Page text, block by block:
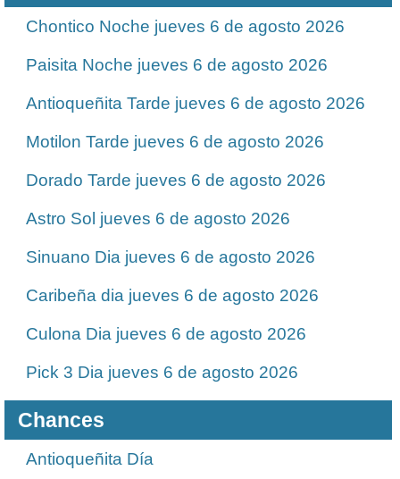
Chontico Noche jueves 6 de agosto 2026
Paisita Noche jueves 6 de agosto 2026
Antioqueñita Tarde jueves 6 de agosto 2026
Motilon Tarde jueves 6 de agosto 2026
Dorado Tarde jueves 6 de agosto 2026
Astro Sol jueves 6 de agosto 2026
Sinuano Dia jueves 6 de agosto 2026
Caribeña dia jueves 6 de agosto 2026
Culona Dia jueves 6 de agosto 2026
Pick 3 Dia jueves 6 de agosto 2026
Chances
Antioqueñita Día